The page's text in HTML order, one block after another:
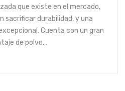
que existe en el mercado,
sacrificar durabilidad, y una
Cuenta con un gran
de polvo...